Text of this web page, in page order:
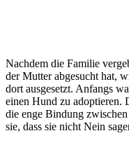
Nachdem die Familie
der Mutter abgesucht hat,
dort ausgesetzt. Anfangs
einen Hund zu adoptieren.
die enge Bindung
sie, dass sie nicht Nein